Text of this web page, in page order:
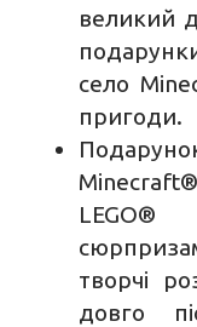
великий
село
пригоди.
творчі
довго